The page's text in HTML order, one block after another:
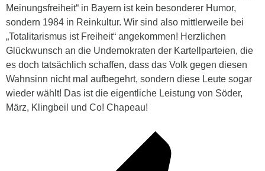
Meinungsfreiheit“ in Bayern ist kein besonderer Humor,
sondern 1984 in Reinkultur. Wir sind also mittlerweile bei
„Totalitarismus ist Freiheit“ angekommen! Herzlichen
Glückwunsch an die Undemokraten der Kartellparteien, die
es doch tatsächlich schaffen, dass das Volk gegen diesen
Wahnsinn nicht mal aufbegehrt, sondern diese Leute sogar
wieder wählt! Das ist die eigentliche Leistung von Söder,
März, Klingbeil und Co! Chapeau!